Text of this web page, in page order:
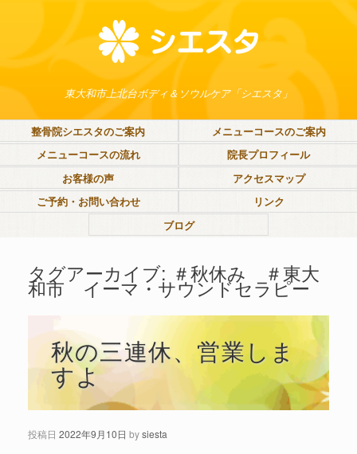
東大和市上北台ボディ＆ソウルケア「シエスタ」
整骨院シエスタのご案内
メニューコースのご案内
メニューコースの流れ
院長プロフィール
お客様の声
アクセスマップ
ご予約・お問い合わせ
リンク
ブログ
タグアーカイブ: ＃秋休み ＃東大
和市 イーマ・サウンドセラピー
秋の三連休、営業しま
すよ
投稿日 2022年9月10日 bysiesta